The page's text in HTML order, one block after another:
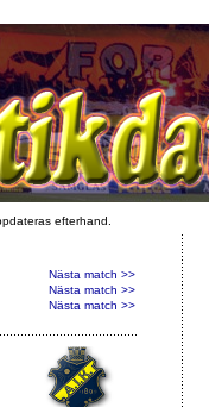
efterhand.
Nästa match >>
Nästa match >>
Nästa match >>